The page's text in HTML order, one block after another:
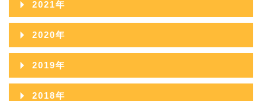
2026年02月
2026年01月
2025年08月
2025年07月
2025年06月
2025年05月
2024年09月
2024年08月
2024年07月
2024年06月
2023年10月
2023年09月
2023年08月
2023年07月
2022年11月
2022年10月
2022年09月
2022年08月
2021年
2021年12月
2021年11月
2021年10月
2020年
2020年12月
2020年11月
2019年
2019年12月
2018年